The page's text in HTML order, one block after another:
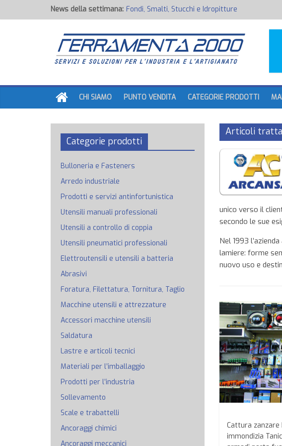
News della settimana: Fondi, Smalti, Stucchi e Idropitture
Potenza Inaspettata
Raccorderia pneumatica
Attrezzature professionali a batteria
Ancoraggi chimici
CHI SIAMO PUNTO VENDITA CATEGORIE PRODOTTI
Articoli
unico verso il
secondo le sue
Nel 1993
lamiere: forme
nuovo uso e
Cattura zanzare
immondizia
Categorie prodotti
Bulloneria e Fasteners
Arredo industriale
Prodotti e servizi antinfortunistica
Utensili manuali professionali
Utensili a controllo di coppia
Utensili pneumatici professionali
Elettroutensili e utensili a batteria
Abrasivi
Foratura, Filettatura, Tornitura, Taglio
Macchine utensili e attrezzature
Accessori macchine utensili
Saldatura
Lastre e articoli tecnici
Materiali per l’imballaggio
Prodotti per l’industria
Sollevamento
Scale e trabattelli
Ancoraggi chimici
Ancoraggi meccanici